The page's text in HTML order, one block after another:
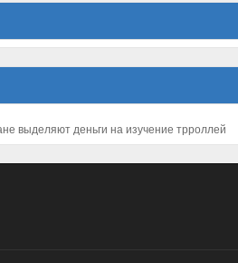
Директпресс - Датчане выделяют